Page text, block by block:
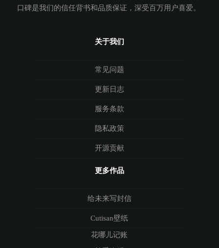
口碑是我们的信任背书和品质保证，深受百万用户喜爱。
关于我们
常见问题
更新日志
服务条款
隐私政策
开源贡献
更多作品
给未来写封信
Cutisan壁纸
花哪儿记账